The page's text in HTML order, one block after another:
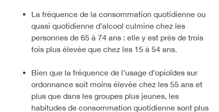
La fréquence de la consommation quotidienne ou
quasi quotidienne d’alcool culmine chez les
personnes de 65 à 74 ans : elle y est près de trois
fois plus élevée que chez les 15 à 54 ans.
Bien que la fréquence de l’usage d’opioïdes sur
ordonnance soit moins élevée chez les 55 ans et
plus que dans les groupes plus jeunes, les
habitudes de consommation quotidienne sont plus